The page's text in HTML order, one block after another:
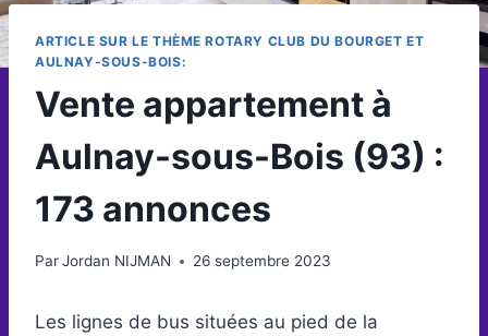
ARTICLE SUR LE THÈME ROTARY CLUB DU BOURGET ET
AULNAY-SOUS-BOIS:
Vente appartement à
Aulnay-sous-Bois (93) :
173 annonces
ParJordan NIJMAN 26 septembre 2023
Les lignes de bus situées au pied de la